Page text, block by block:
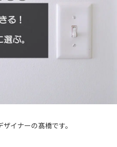
イナーの髙橋です。